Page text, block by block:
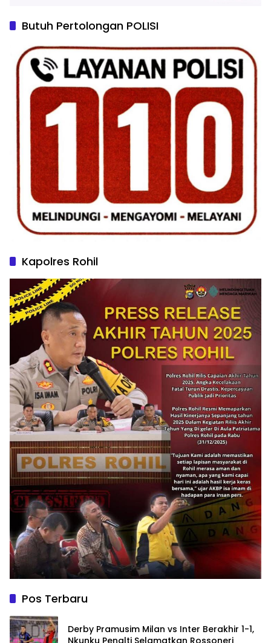
Butuh Pertolongan POLISI
Kapolres Rohil
Pos Terbaru
Derby Pramusim Milan vs Inter Berakhir 1-1,
Nkunku Penalti Selamatkan Rossoneri